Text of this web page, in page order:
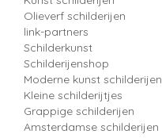
Olieverf schilderijen
link-partners
Schilderkunst
Schilderijenshop
Moderne kunst schilderijen
Kleine schilderijtjes
Grappige schilderijen
Amsterdamse schilderijen